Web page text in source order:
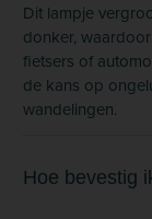
Dit lampje
donker,
fietsers of
de kans op
wandelingen.
Hoe bevestig